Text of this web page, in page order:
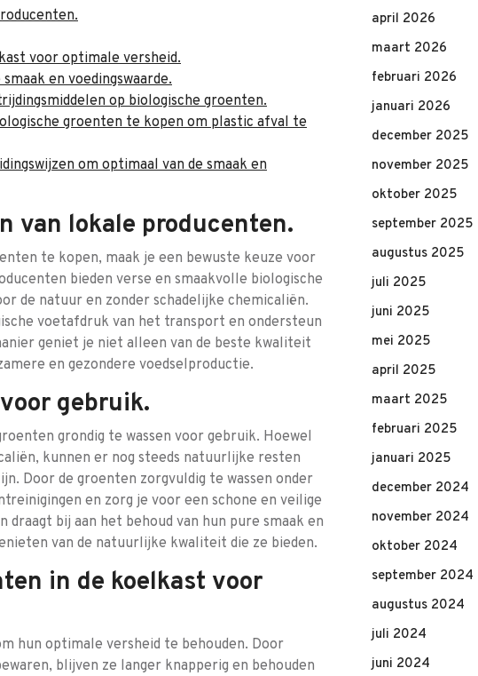
voor optimale versheid.
en voedingswaarde.
op biologische groenten.
groenten te kopen om plastic afval te
om optimaal van de smaak en
van lokale producenten.
te kopen, maak je een bewuste keuze voor
bieden verse en smaakvolle biologische
de natuur en zonder schadelijke chemicaliën.
voetafdruk van het transport en ondersteun
geniet je niet alleen van de beste kwaliteit
en gezondere voedselproductie.
gebruik.
grondig te wassen voor gebruik. Hoewel
kunnen er nog steeds natuurlijke resten
Door de groenten zorgvuldig te wassen onder
en zorg je voor een schone en veilige
bij aan het behoud van hun pure smaak en
van de natuurlijke kwaliteit die ze bieden.
in de koelkast voor
hun optimale versheid te behouden. Door
blijven ze langer knapperig en behouden
april 2026
maart 2026
februari 2026
januari 2026
december 2025
november 2025
oktober 2025
september 2025
augustus 2025
juli 2025
juni 2025
mei 2025
april 2025
maart 2025
februari 2025
januari 2025
december 2024
november 2024
oktober 2024
september 2024
augustus 2024
juli 2024
juni 2024